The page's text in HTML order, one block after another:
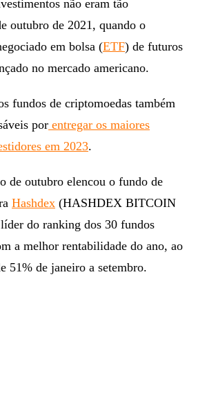
não eram tão
outubro de 2021, quando o
em bolsa (ETF) de futuros
no mercado americano.
fundos de criptomoedas também
por entregar os maiores
em 2023.
de outubro elencou o fundo de
Hashdex (HASHDEX BITCOIN
do ranking dos 30 fundos
a melhor rentabilidade do ano, ao
51% de janeiro a setembro.